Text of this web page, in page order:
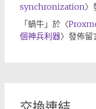
synchronization〉
「蝸牛」於〈
個神兵利器〉發佈留